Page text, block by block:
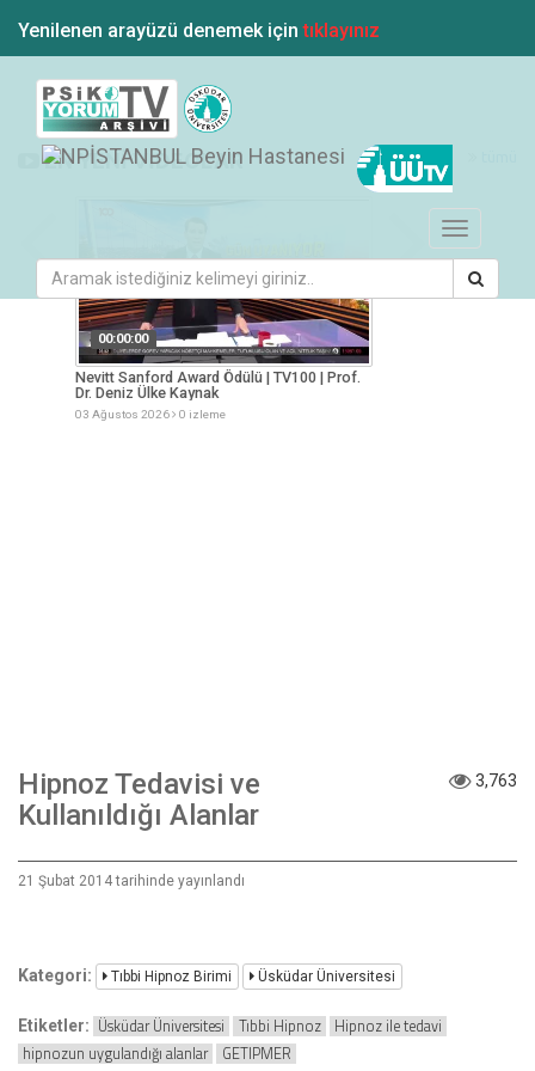
Yenilenen arayüzü denemek içintıklayınız
Toggle
navigation
EN YENİ VİDEOLAR
00:00:00
Nevitt Sanford Award Ödülü | TV100 | Prof.
Dr. Deniz Ülke Kaynak
03 Ağustos 2026 0 izleme
Hipnoz Tedavisi ve
Kullanıldığı Alanlar
3,763
21 Şubat 2014 tarihinde yayınlandı
Kategori: Tıbbi Hipnoz Birimi Üsküdar Üniversitesi
Etiketler: Üsküdar Üniversitesi Tıbbi Hipnoz
Hipnoz ile tedavi
hipnozun uygulandığı alanlar
GETIPMER